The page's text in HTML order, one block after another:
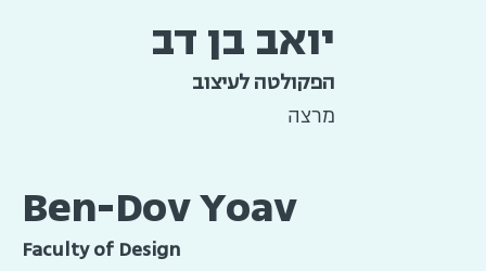
יואב בן דב
הפקולטה לעיצוב
מרצה
Ben-Dov Yoav
Faculty of Design